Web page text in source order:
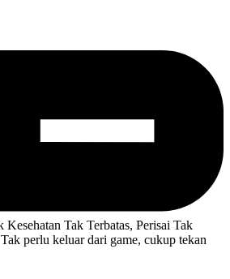
Tak Terbatas, Perisai Tak
perlu keluar dari game, cukup tekan